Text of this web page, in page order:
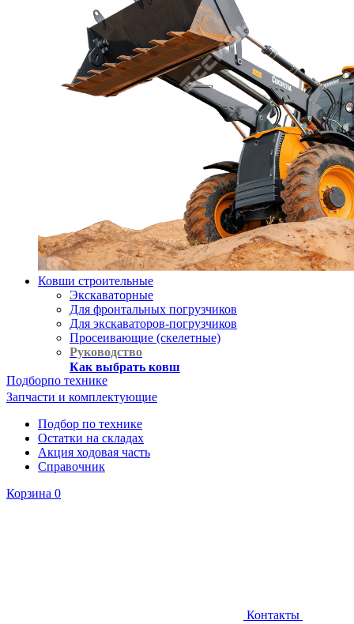
Ковши строительные
Экскаваторные
Для фронтальных погрузчиков
Для экскаваторов-погрузчиков
Просеивающие (скелетные)
Руководство
Как выбрать ковш
Подборпо технике
Запчасти и комплектующие
Подбор по технике
Остатки на складах
Акция ходовая часть
Справочник
Корзина 0
Контакты